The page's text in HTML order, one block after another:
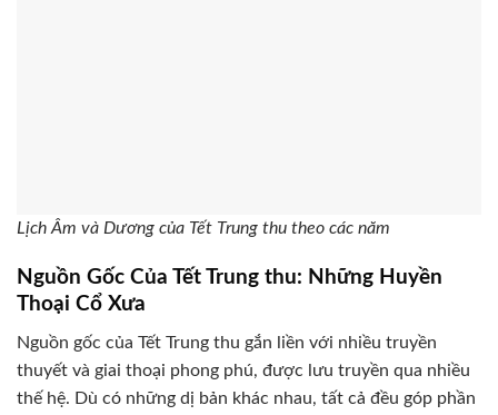
Lịch Âm và Dương của Tết Trung thu theo các năm
Nguồn Gốc Của Tết Trung thu: Những Huyền
Thoại Cổ Xưa
Nguồn gốc của Tết Trung thu gắn liền với nhiều truyền
thuyết và giai thoại phong phú, được lưu truyền qua nhiều
thế hệ. Dù có những dị bản khác nhau, tất cả đều góp phần